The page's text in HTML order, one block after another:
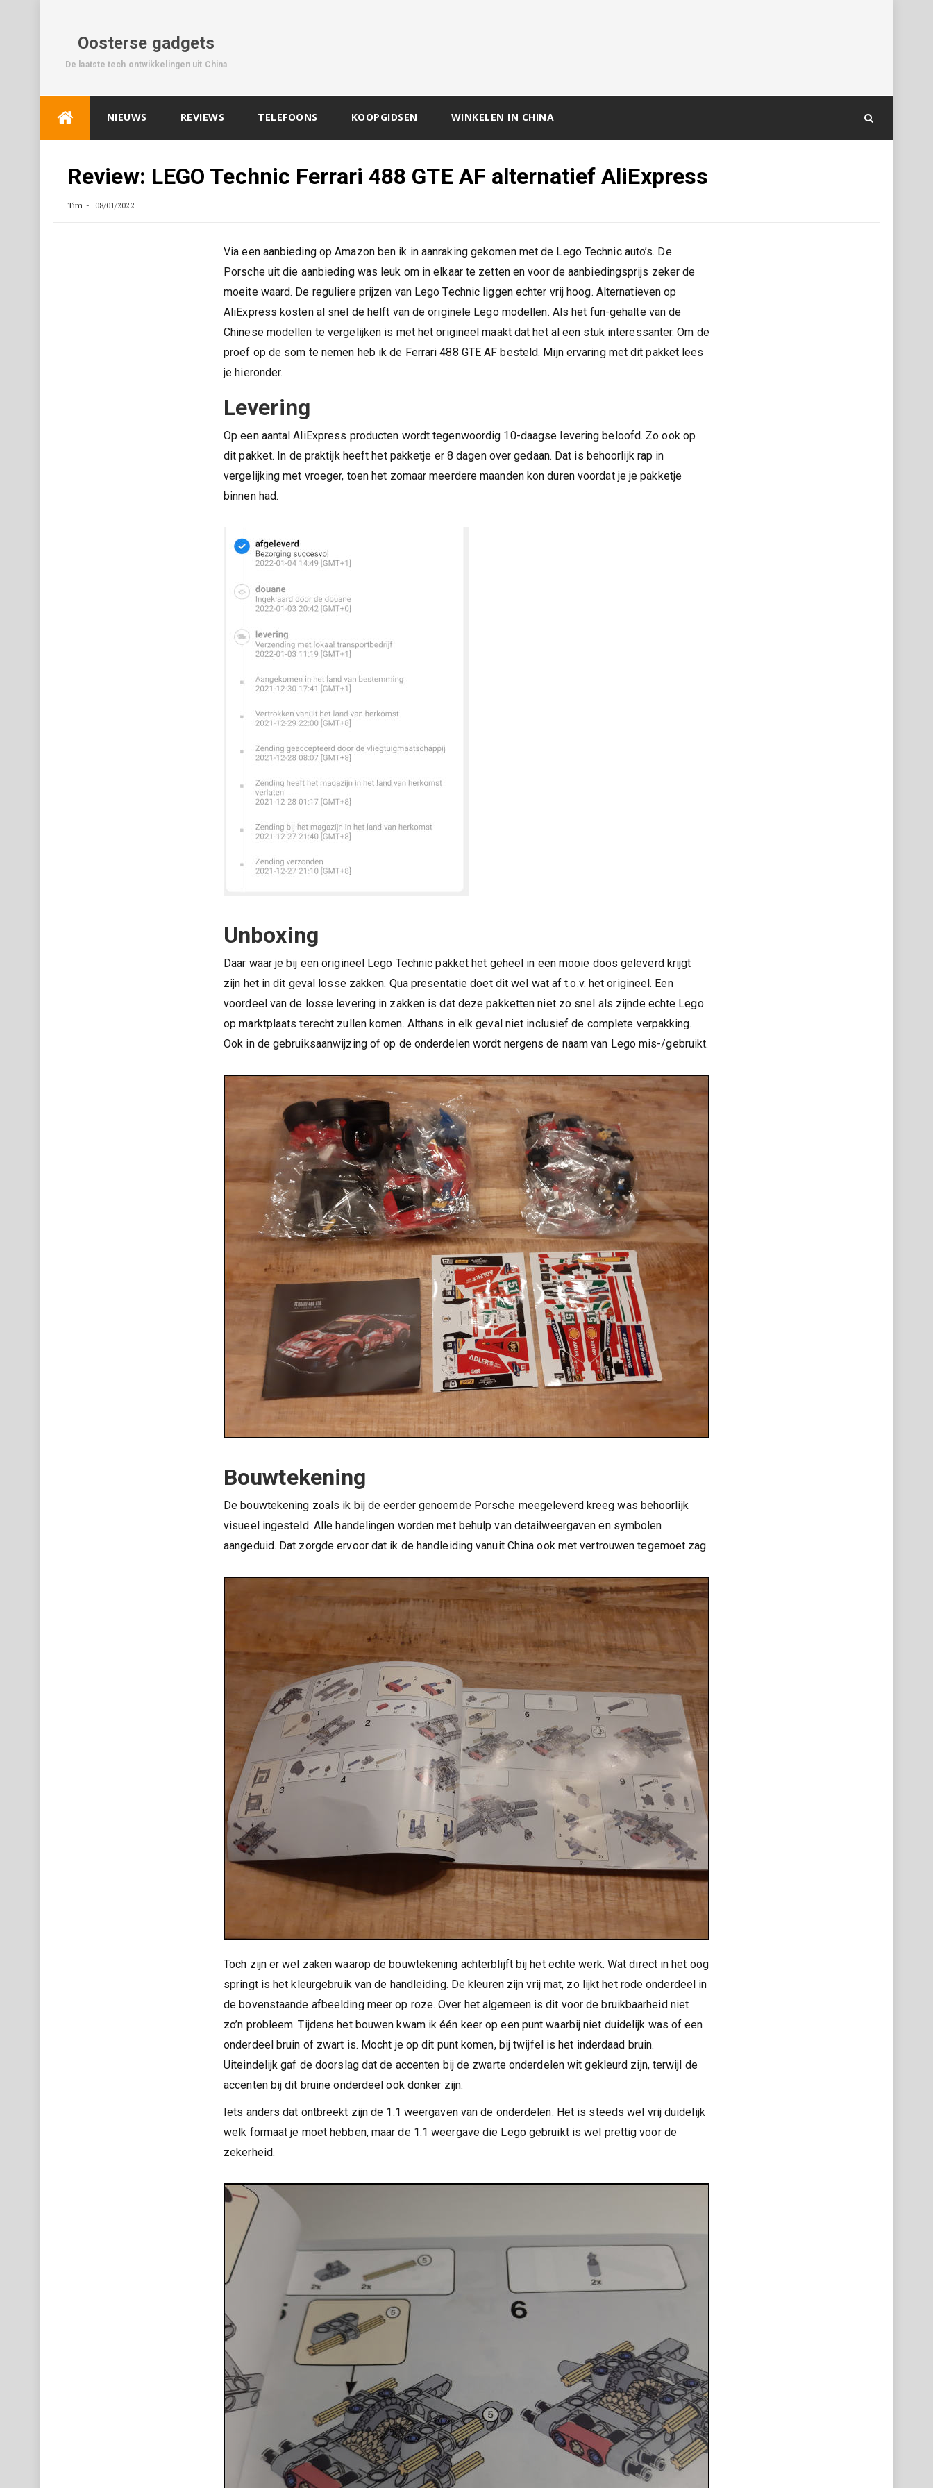
Oosterse gadgets
De laatste tech ontwikkelingen uit China
NIEUWS REVIEWS TELEFOONS KOOPGIDSEN WINKELEN IN CHINA
Review: LEGO Technic Ferrari 488 GTE AF alternatief AliExpress
Tim 08/01/2022
Via een aanbieding op Amazon ben ik in aanraking gekomen met de Lego Technic auto’s. De
Porsche uit die aanbieding was leuk om in elkaar te zetten en voor de aanbiedingsprijs zeker de
moeite waard. De reguliere prijzen van Lego Technic liggen echter vrij hoog. Alternatieven op
AliExpress kosten al snel de helft van de originele Lego modellen. Als het fun-gehalte van de
Chinese modellen te vergelijken is met het origineel maakt dat het al een stuk interessanter. Om de
proef op de som te nemen heb ik de Ferrari 488 GTE AF besteld. Mijn ervaring met dit pakket lees
je hieronder.
Levering
Op een aantal AliExpress producten wordt tegenwoordig 10-daagse levering beloofd. Zo ook op
dit pakket. In de praktijk heeft het pakketje er 8 dagen over gedaan. Dat is behoorlijk rap in
vergelijking met vroeger, toen het zomaar meerdere maanden kon duren voordat je je pakketje
binnen had.
Unboxing
Daar waar je bij een origineel Lego Technic pakket het geheel in een mooie doos geleverd krijgt
zijn het in dit geval losse zakken. Qua presentatie doet dit wel wat af t.o.v. het origineel. Een
voordeel van de losse levering in zakken is dat deze pakketten niet zo snel als zijnde echte Lego
op marktplaats terecht zullen komen. Althans in elk geval niet inclusief de complete verpakking.
Ook in de gebruiksaanwijzing of op de onderdelen wordt nergens de naam van Lego mis-/gebruikt.
Bouwtekening
De bouwtekening zoals ik bij de eerder genoemde Porsche meegeleverd kreeg was behoorlijk
visueel ingesteld. Alle handelingen worden met behulp van detailweergaven en symbolen
aangeduid. Dat zorgde ervoor dat ik de handleiding vanuit China ook met vertrouwen tegemoet zag.
Toch zijn er wel zaken waarop de bouwtekening achterblijft bij het echte werk. Wat direct in het oog
springt is het kleurgebruik van de handleiding. De kleuren zijn vrij mat, zo lijkt het rode onderdeel in
de bovenstaande afbeelding meer op roze. Over het algemeen is dit voor de bruikbaarheid niet
zo’n probleem. Tijdens het bouwen kwam ik één keer op een punt waarbij niet duidelijk was of een
onderdeel bruin of zwart is. Mocht je op dit punt komen, bij twijfel is het inderdaad bruin.
Uiteindelijk gaf de doorslag dat de accenten bij de zwarte onderdelen wit gekleurd zijn, terwijl de
accenten bij dit bruine onderdeel ook donker zijn.
Iets anders dat ontbreekt zijn de 1:1 weergaven van de onderdelen. Het is steeds wel vrij duidelijk
welk formaat je moet hebben, maar de 1:1 weergave die Lego gebruikt is wel prettig voor de
zekerheid.